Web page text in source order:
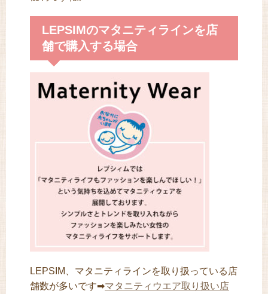
LEPSIMのマタニティラインを店
舗で購入する場合
LEPSIM、マタニティラインを取り扱っている店
舗数が多いです➡マタニティウエア取り扱い店